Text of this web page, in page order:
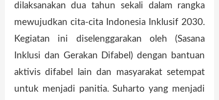
dilaksanakan dua tahun sekali dalam rangka
mewujudkan cita-cita Indonesia Inklusif 2030.
Kegiatan ini diselenggarakan oleh (Sasana
Inklusi dan Gerakan Difabel) dengan bantuan
aktivis difabel lain dan masyarakat setempat
untuk menjadi panitia. Suharto yang menjadi